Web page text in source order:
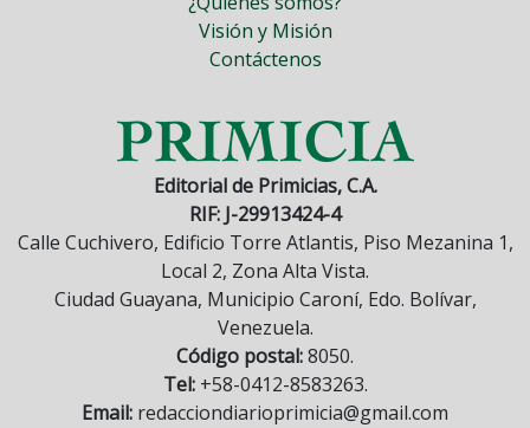
Visión y Misión
Contáctenos
Editorial de Primicias, C.A.
RIF: J-29913424-4
Calle Cuchivero, Edificio Torre Atlantis, Piso Mezanina 1,
Local 2, Zona Alta Vista.
Ciudad Guayana, Municipio Caroní, Edo. Bolívar,
Venezuela.
Código postal:8050.
Tel:+58-0412-8583263.
Email: redacciondiarioprimicia@gmail.com